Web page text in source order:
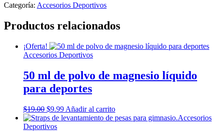
Categoría: Accesorios Deportivos
Productos relacionados
¡Oferta!
Accesorios Deportivos
50 ml de polvo de magnesio líquido
para deportes
$19.00 Original
price
was:
$9.99Current
price
Añadir al carrito
Accesorios
Deportivos